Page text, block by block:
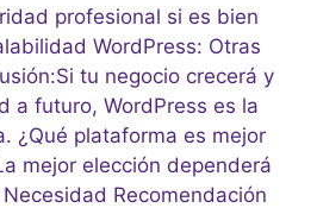
profesional si es bien
WordPress: Otras
tu negocio crecerá y
a futuro, WordPress es la
¿Qué plataforma es mejor
mejor elección dependerá
Recomendación